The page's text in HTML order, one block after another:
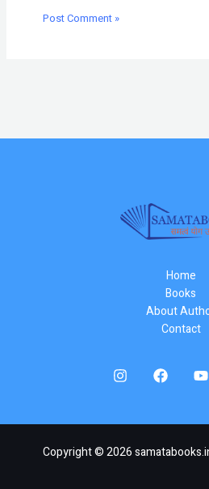
Home
Books
About
Contact
Copyright © 2026